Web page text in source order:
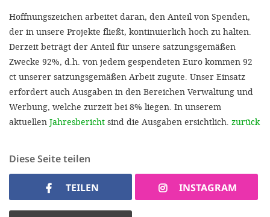
Hoffnungszeichen arbeitet daran, den Anteil von Spenden,
der in unsere Projekte fließt, kontinuierlich hoch zu halten.
Derzeit beträgt der Anteil für unsere satzungsgemäßen
Zwecke 92%, d.h. von jedem gespendeten Euro kommen 92
ct unserer satzungsgemäßen Arbeit zugute. Unser Einsatz
erfordert auch Ausgaben in den Bereichen Verwaltung und
Werbung, welche zurzeit bei 8% liegen. In unserem
aktuellen Jahresbericht sind die Ausgaben ersichtlich. zurück
Diese Seite teilen
TEILEN INSTAGRAM